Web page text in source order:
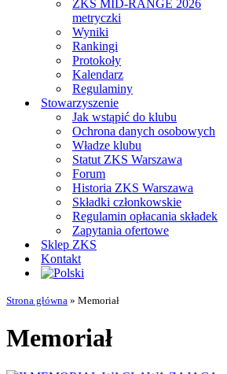
ZKS MID-RANGE 2026
metryczki
Wyniki
Rankingi
Protokoły
Kalendarz
Regulaminy
Stowarzyszenie
Jak wstąpić do klubu
Ochrona danych osobowych
Władze klubu
Statut ZKS Warszawa
Forum
Historia ZKS Warszawa
Składki członkowskie
Regulamin opłacania składek
Zapytania ofertowe
Sklep ZKS
Kontakt
Strona główna » Memoriał
Memoriał